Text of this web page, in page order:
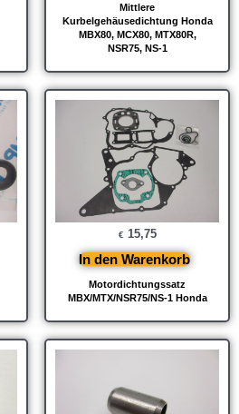
Mittlere
Kurbelgehäusedichtung Honda
MBX80, MCX80, MTX80R,
NSR75, NS-1
Motordichtungssatz
MBX/MTX/NSR75/NS-1 Honda
€ 15,75
In den Warenkorb